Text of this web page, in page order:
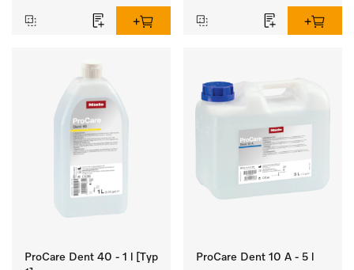
ProCare Dent 40 - 1 l [Typ
ProCare Dent 10 A - 5 l